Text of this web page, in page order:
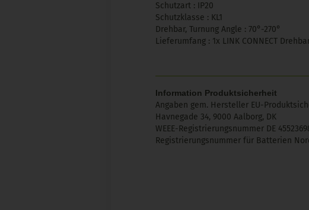
Schutzart : IP20
Schutzklasse : KL1
Drehbar, Turnung Angle : 70°-270°
Lieferumfang : 1x LINK CONNECT
Information Produktsicherheit
Angaben gem. Hersteller EU-
Havnegade 34, 9000 Aalborg, DK
WEEE-Registrierungsnummer DE
Registrierungsnummer für Batterien